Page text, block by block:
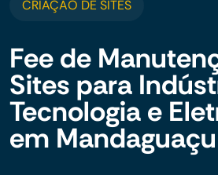
CRIAÇÃO DE SITES
Fee de
Sites para
Tecnologia e
em Mandaguaçu